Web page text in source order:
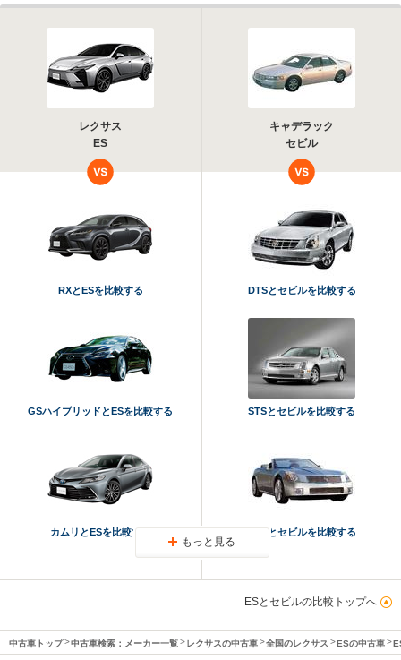
レクサス
ES
キャデラック
セビル
RXとESを比較する
GSハイブリッドとESを比較する
カムリとESを比較する
DTSとセビルを比較する
STSとセビルを比較する
XLRとセビルを比較する
もっと見る
ESとセビルの比較トップへ
中古車トップ 中古車検索：メーカー一覧 レクサスの中古車 全国のレクサス ESの中古車